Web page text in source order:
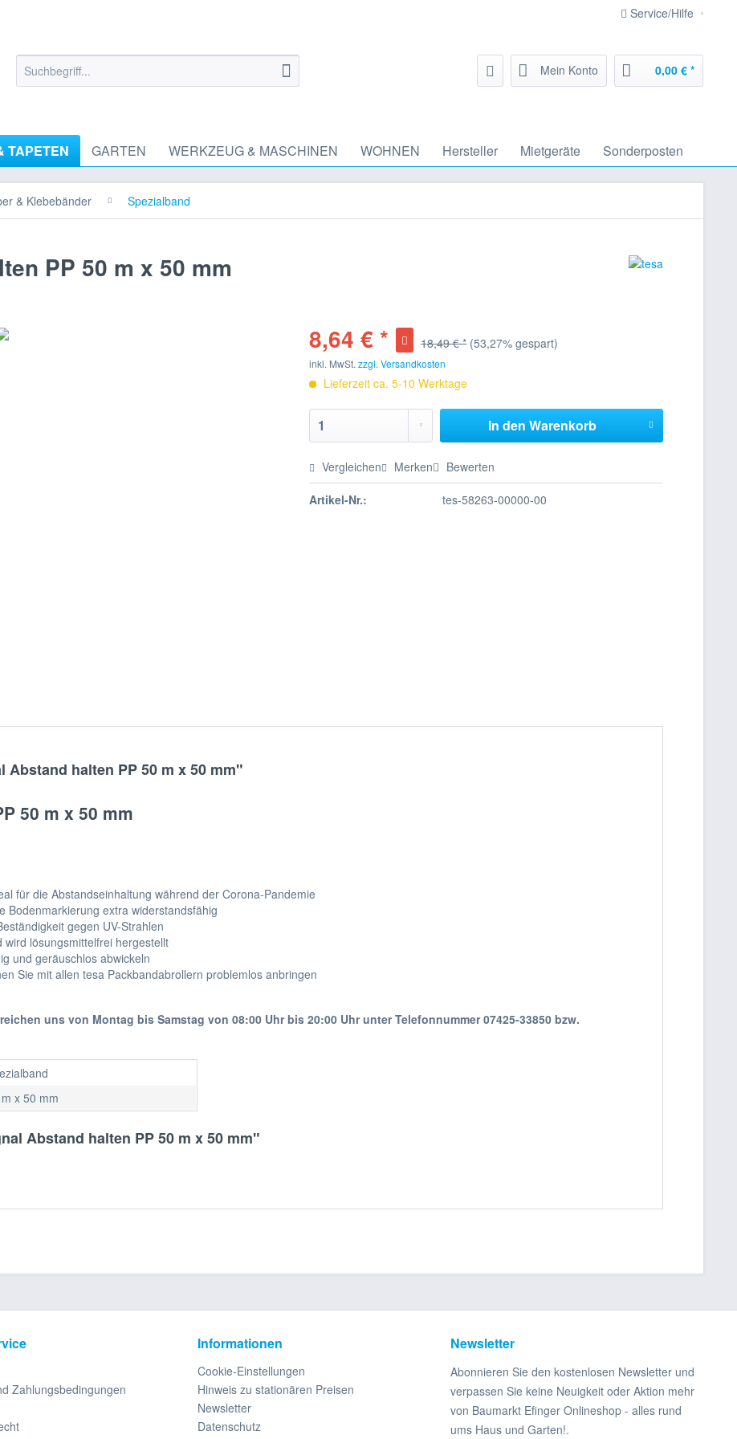
Service/Hilfe
Mein Konto 0,00 € *
TAPETEN GARTEN WERKZEUG & MASCHINEN WOHNEN Hersteller Mietgeräte Sonderposten
& Klebebänder Spezialband
PP 50 m x 50 mm
8,64 € * 18,49 € * (53,27% gespart)
inkl. MwSt.zzgl. Versandkosten
Lieferzeit ca. 5-10 Werktage
In den Warenkorb
Vergleichen Merken Bewerten
Artikel-Nr.: tes-58263-00000-00
halten PP 50 m x 50 mm"
50 m x 50 mm
für die Abstandseinhaltung während der Corona-Pandemie
Bodenmarkierung extra widerstandsfähig
gegen UV-Strahlen
lösungsmittelfrei hergestellt
und geräuschlos abwickeln
Sie mit allen tesa Packbandabrollern problemlos anbringen
uns von Montag bis Samstag von 08:00 Uhr bis 20:00 Uhr unter Telefonnummer 07425-33850 bzw.
x 50 mm
Abstand halten PP 50 m x 50 mm"
Zahlungsbedingungen
Informationen
Cookie-Einstellungen
Hinweis zu stationären Preisen
Newsletter
Datenschutz
Newsletter
Abonnieren Sie den kostenlosen Newsletter und
verpassen Sie keine Neuigkeit oder Aktion mehr
von Baumarkt Efinger Onlineshop - alles rund
ums Haus und Garten!.